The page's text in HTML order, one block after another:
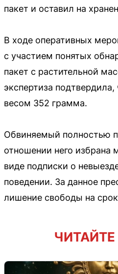
пакет и оставил на
В ходе оперативных
с участием понятых
пакет с растительной
экспертиза подтвердила,
весом 352 грамма.
Обвиняемый полностью
отношении него избрана
виде подписки о
поведении. За данное
лишение свободы на